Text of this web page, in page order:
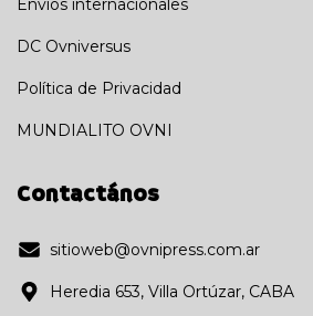
Envíos internacionales
DC Ovniversus
Política de Privacidad
MUNDIALITO OVNI
Contactános
sitioweb@ovnipress.com.ar
Heredia 653, Villa Ortúzar, CABA